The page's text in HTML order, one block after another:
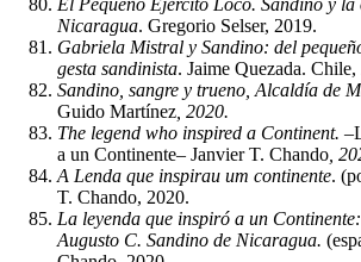
Nicaragua. Gregorio Selser, 2019.
Gabriela Mistral y Sandino: del
gesta sandinista. Jaime Quezada. Chile,
Sandino, sangre y trueno, Alcaldía de
Guido Martínez , 2020.
The legend who inspired a Continent. –
a un Continente– Janvier T. Chando ,
A Lenda que inspirau um continente.
T. Chando, 2020.
La leyenda que inspiró a un
Augusto C. Sandino de Nicaragua.